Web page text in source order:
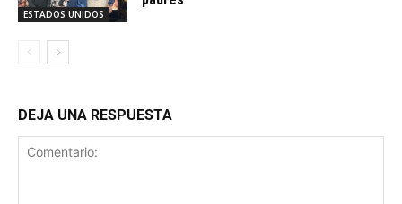
ESTADOS UNIDOS
DEJA UNA RESPUESTA